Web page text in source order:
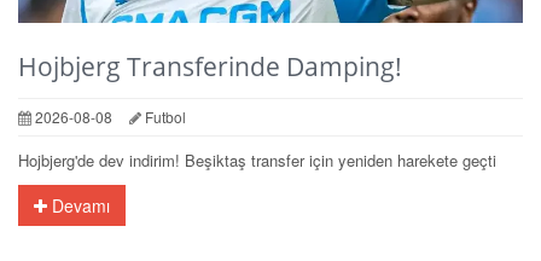
Hojbjerg Transferinde Damping!
2026-08-08 Futbol
Hojbjerg'de dev indirim! Beşiktaş transfer için yeniden harekete geçti
Devamı